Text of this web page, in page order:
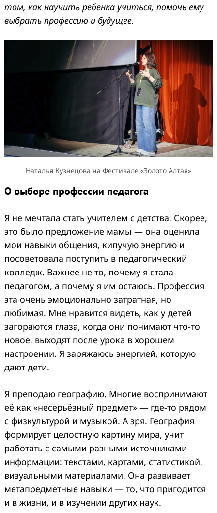
том, как научить ребенка учиться, помочь ему
выбрать профессию и будущее.
Наталья Кузнецова на Фестивале «Золото Алтая»
О выборе профессии педагога
Я не мечтала стать учителем с детства. Скорее,
это было предложение мамы — она оценила
мои навыки общения, кипучую энергию и
посоветовала поступить в педагогический
колледж. Важнее не то, почему я стала
педагогом, а почему я им остаюсь. Профессия
эта очень эмоционально затратная, но
любимая. Мне нравится видеть, как у детей
загораются глаза, когда они понимают что-то
новое, выходят после урока в хорошем
настроении. Я заряжаюсь энергией, которую
дают дети.
Я преподаю географию. Многие воспринимают
её как «несерьёзный предмет» — где-то рядом
с физкультурой и музыкой. А зря. География
формирует целостную картину мира, учит
работать с самыми разными источниками
информации: текстами, картами, статистикой,
визуальными материалами. Она развивает
метапредметные навыки — то, что пригодится
и в жизни, и в изучении других наук.